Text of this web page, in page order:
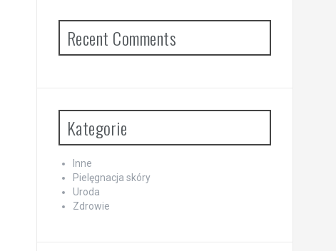
Recent Comments
Kategorie
Inne
Pielęgnacja skóry
Uroda
Zdrowie